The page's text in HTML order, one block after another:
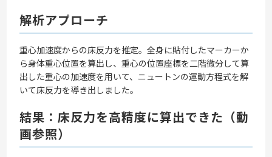
解析アプローチ
重心加速度からの床反力を推定。全身に貼付したマーカーか
ら身体重心位置を算出し、重心の位置座標を二階微分して算
出した重心の加速度を用いて、ニュートンの運動方程式を解
いて床反力を導き出しました。
結果：床反力を高精度に算出できた（動
画参照）